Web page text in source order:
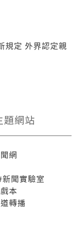
規定 外界認定親
題網站
網
聞實驗室
本
轉播